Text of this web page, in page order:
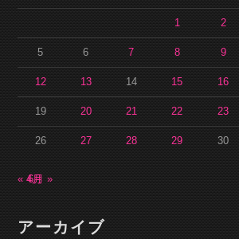
1 2
5 6 7 8 9
12 13 14 15 16
19 20 21 22 23
26 27 28 29 30
« 4月6月 »
アーカイブ